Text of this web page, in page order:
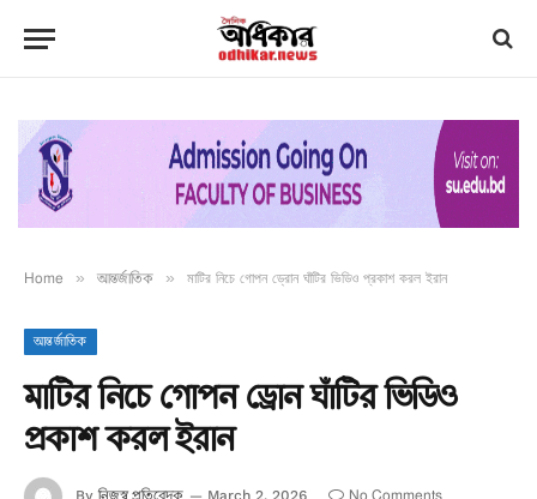
Home » আন্তর্জাতিক » মাটির নিচে গোপন ড্রোন ঘাঁটির ভিডিও প্রকাশ করল ইরান
আন্তর্জাতিক
মাটির নিচে গোপন ড্রোন ঘাঁটির ভিডিও
প্রকাশ করল ইরান
By March 2, 2026